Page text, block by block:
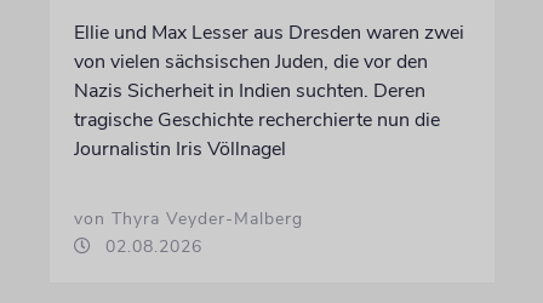
Ellie und Max Lesser aus Dresden waren zwei
von vielen sächsischen Juden, die vor den
Nazis Sicherheit in Indien suchten. Deren
tragische Geschichte recherchierte nun die
Journalistin Iris Völlnagel
von Thyra Veyder-Malberg
02.08.2026